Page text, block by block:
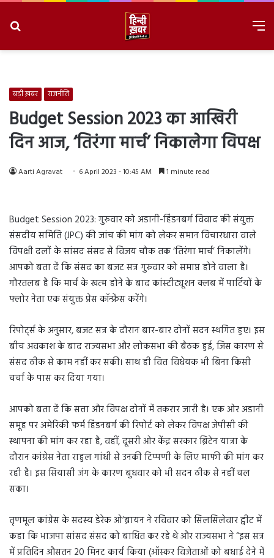
बड़ी ख़बर राजनीति
Budget Session 2023 का आखिरी
दिन आज, ‘तिरंगा मार्च’ निकालेगा विपक्ष
Aarti Agravat 6 April 2023 - 10:45 AM 1 minute read
Budget Session 2023: गुरुवार को अडानी-हिंडनबर्ग विवाद की संयुक्त
संसदीय समिति (JPC) की जांच की मांग को लेकर समान विचारधारा वाले
विपक्षी दलों के सांसद संसद से विजय चौक तक ‘तिरंगा मार्च’ निकालेंगे।
आपको बता दें कि संसद का बजट सत्र गुरुवार को समाप्त होने वाला है।
गौरतलब है कि मार्च के खत्म होने के बाद कांस्टीट्यूशन क्लब में पार्टियों के
फ्लोर नेता एक संयुक्त प्रेस कॉन्फ्रेंस करेंगे।
रिपोर्ट्स के अनुसार, बजट सत्र के दौरान बार-बार दोनों सदन स्थगित हुए। इस
बीच अवकाश के बाद राज्यसभा और लोकसभा की बैठक हुई, जिस कारण से
संसद ठीक से काम नहीं कर सकी। साथ ही वित्त विधेयक भी बिना किसी
चर्चा के पास कर दिया गया।
आपको बता दें कि सत्ता और विपक्ष दोनों में तकरार जारी है। एक ओर अडानी
समूह पर अमेरिकी फर्म हिंडनबर्ग की रिपोर्ट को लेकर विपक्ष जेपीसी की
स्थापना की मांग कर रहा है, वहीं, दूसरी ओर केंद्र सरकार ब्रिटेन यात्रा के
दौरान कांग्रेस नेता राहुल गांधी से उनकी टिप्पणी के लिए माफी की मांग कर
रही है। इस सियासी जंग के कारण बुधवार को भी सदन ठीक से नहीं चल
सका।
तृणमूल कांग्रेस के सदस्य डेरेक ओ’ब्रायन ने रविवार को सिलसिलेवार ट्वीट में
कहा कि भाजपा सांसद संसद को बाधित कर रहे थे और राज्यसभा ने “इस सत्र
में प्रतिदिन औसतन 20 मिनट कार्य किया (ऑस्कर विजेताओं को बधाई देने में